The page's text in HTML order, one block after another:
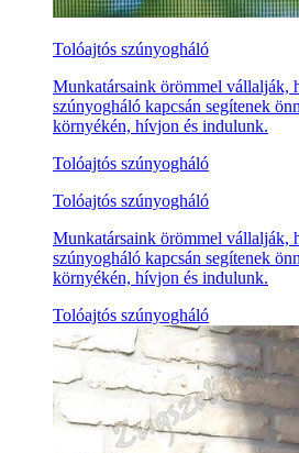
Tolóajtós szúnyogháló
Munkatársaink örömmel vállalják,
szúnyogháló kapcsán segítenek
környékén, hívjon és indulunk.
Tolóajtós szúnyogháló
Tolóajtós szúnyogháló
Munkatársaink örömmel vállalják,
szúnyogháló kapcsán segítenek
környékén, hívjon és indulunk.
Tolóajtós szúnyogháló